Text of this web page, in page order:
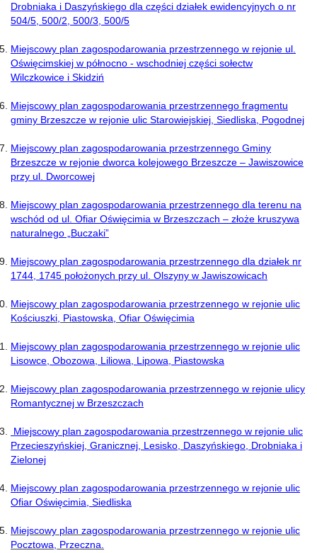
Drobniaka i Daszyńskiego dla części działek ewidencyjnych o nr
504/5, 500/2, 500/3, 500/5
Miejscowy plan zagospodarowania przestrzennego w rejonie ul.
Oświęcimskiej w północno - wschodniej części sołectw
Wilczkowice i Skidziń
Miejscowy plan zagospodarowania przestrzennego fragmentu
gminy Brzeszcze w rejonie ulic Starowiejskiej, Siedliska, Pogodnej
Miejscowy plan zagospodarowania przestrzennego Gminy
Brzeszcze w rejonie dworca kolejowego Brzeszcze – Jawiszowice
przy ul. Dworcowej
Miejscowy plan zagospodarowania przestrzennego dla terenu na
wschód od ul. Ofiar Oświęcimia w Brzeszczach – złoże kruszywa
naturalnego „Buczaki”
Miejscowy plan zagospodarowania przestrzennego dla działek nr
1744, 1745 położonych przy ul. Olszyny w Jawiszowicach
Miejscowy plan zagospodarowania przestrzennego w rejonie ulic
Kościuszki, Piastowska, Ofiar Oświęcimia
Miejscowy plan zagospodarowania przestrzennego w rejonie ulic
Lisowce, Obozowa, Liliowa, Lipowa, Piastowska
Miejscowy plan zagospodarowania przestrzennego w rejonie ulicy
Romantycznej w Brzeszczach
Miejscowy plan zagospodarowania przestrzennego w rejonie ulic
Przecieszyńskiej, Granicznej, Lesisko, Daszyńskiego, Drobniaka i
Zielonej
Miejscowy plan zagospodarowania przestrzennego w rejonie ulic
Ofiar Oświęcimia, Siedliska
Miejscowy plan zagospodarowania przestrzennego w rejonie ulic
Pocztowa, Przeczna.